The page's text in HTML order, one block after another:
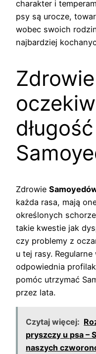
charakter i
psy są urocze,
wobec swoich
najbardziej
Zdrowie
każda rasa, mają
określonych
takie kwestie jak
czy problemy z
u tej rasy.
odpowiednia
pomóc utrzymać
przez lata.
Czytaj więcej:
pryszczy u psa –
naszych